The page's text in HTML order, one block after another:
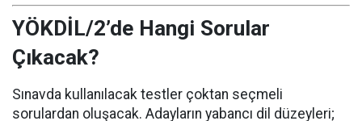
YÖKDİL/2’de Hangi Sorular
Çıkacak?
Sınavda kullanılacak testler çoktan seçmeli
sorulardan oluşacak. Adayların yabancı dil düzeyleri;